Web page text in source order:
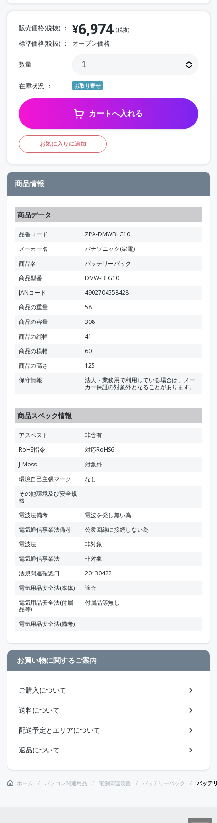
販売価格(税抜) ¥6,974 (税抜)
標準価格(税抜) オープン価格
数量
在庫状況 お取り寄せ
カートへ入れる
お気に入りに追加
商品情報
商品データ
品番コード
ZPA-DMWBLG10
メーカー名
パナソニック(家電)
商品名
バッテリーパック
商品型番
DMW-BLG10
JANコード
4902704558428
商品の重量
58
商品の容量
308
商品の縦幅
41
商品の横幅
60
商品の高さ
125
保守情報
法人・業務用で利用している場合は、メー
カー保証の対象外となることがあります。
商品スペック情報
アスベスト
非含有
RoHS指令
対応RoHS6
J-Moss
対象外
環境自己主張マーク
なし
その他環境及び安全規
格
電波法備考
電波を発し無い為
電気通信事業法備考
公衆回線に接続しない為
電波法
非対象
電気通信事業法
非対象
法規関連確認日
20130422
電気用品安全法(本体)
適合
電気用品安全法(付属
品等)
付属品等無し
電気用品安全法(備考)
お買い物に関するご案内
ご購入について
送料について
配送予定とエリアについて
返品について
ホーム パソコン関連用品 電源関連装置 バッテリーパック バッテ